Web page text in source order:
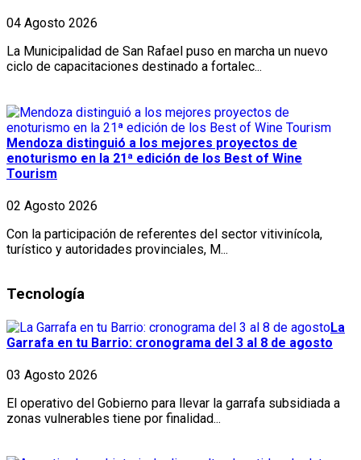
04 Agosto 2026
La Municipalidad de San Rafael puso en marcha un nuevo
ciclo de capacitaciones destinado a fortalec...
Mendoza distinguió a los mejores proyectos de
enoturismo en la 21ª edición de los Best of Wine
Tourism
02 Agosto 2026
Con la participación de referentes del sector vitivinícola,
turístico y autoridades provinciales, M...
Tecnología
La
Garrafa en tu Barrio: cronograma del 3 al 8 de agosto
03 Agosto 2026
El operativo del Gobierno para llevar la garrafa subsidiada a
zonas vulnerables tiene por finalidad...